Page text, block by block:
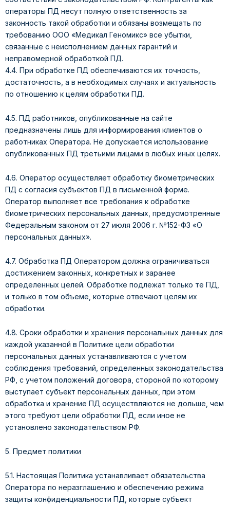
операторы ПД несут полную ответственность за
законность такой обработки и обязаны возмещать по
требованию ООО «Медикал Геномикс» все убытки,
связанные с неисполнением данных гарантий и
неправомерной обработкой ПД.
4.4. При обработке ПД обеспечиваются их точность,
достаточность, а в необходимых случаях и актуальность
по отношению к целям обработки ПД.
4.5. ПД работников, опубликованные на сайте
предназначены лишь для информирования клиентов о
работниках Оператора. Не допускается использование
опубликованных ПД третьими лицами в любых иных целях.
4.6. Оператор осуществляет обработку биометрических
ПД с согласия субъектов ПД в письменной форме.
Оператор выполняет все требования к обработке
биометрических персональных данных, предусмотренные
Федеральным законом от 27 июля 2006 г. №152-ФЗ «О
персональных данных».
4.7. Обработка ПД Оператором должна ограничиваться
достижением законных, конкретных и заранее
определенных целей. Обработке подлежат только те ПД,
и только в том объеме, которые отвечают целям их
обработки.
4.8. Сроки обработки и хранения персональных данных для
каждой указанной в Политике цели обработки
персональных данных устанавливаются с учетом
соблюдения требований, определенных законодательства
РФ, с учетом положений договора, стороной по которому
выступает субъект персональных данных, при этом
обработка и хранение ПД осуществляются не дольше, чем
этого требуют цели обработки ПД, если иное не
установлено законодательством РФ.
5. Предмет политики
5.1. Настоящая Политика устанавливает обязательства
Оператора по неразглашению и обеспечению режима
защиты конфиденциальности ПД, которые субъект